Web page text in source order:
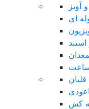
آویز
ای
قلیان
کش